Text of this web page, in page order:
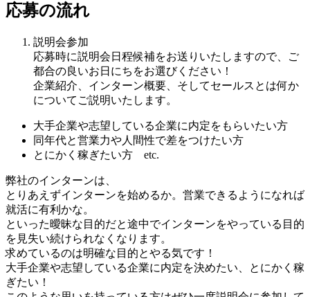
応募の流れ
説明会参加
応募時に説明会日程候補をお送りいたしますので、ご
都合の良いお日にちをお選びください！
企業紹介、インターン概要、そしてセールスとは何か
についてご説明いたします。
大手企業や志望している企業に内定をもらいたい方
同年代と営業力や人間性で差をつけたい方
とにかく稼ぎたい方 etc.
弊社のインターンは、
とりあえずインターンを始めるか。営業できるようになれば
就活に有利かな。
といった曖昧な目的だと途中でインターンをやっている目的
を見失い続けられなくなります。
求めているのは明確な目的とやる気です！
大手企業や志望している企業に内定を決めたい、とにかく稼
ぎたい！